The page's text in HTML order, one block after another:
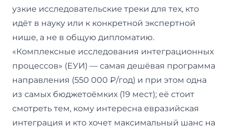
узкие исследовательские треки для тех, кто
идёт в науку или к конкретной экспертной
нише, а не в общую дипломатию.
«Комплексные исследования интеграционных
процессов» (ЕУИ) — самая дешёвая программа
направления (550 000 ₽/год) и при этом одна
из самых бюджетоёмких (19 мест); её стоит
смотреть тем, кому интересна евразийская
интеграция и кто хочет максимальный шанс на